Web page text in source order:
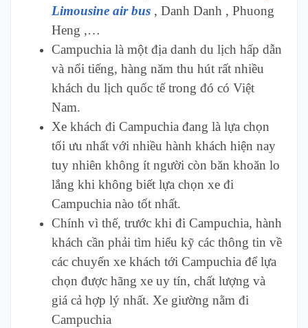
Limousine air bus , Danh Danh , Phuong
Heng ,…
Campuchia là một địa danh du lịch hấp dẫn
và nổi tiếng, hàng năm thu hút rất nhiều
khách du lịch quốc tế trong đó có Việt
Nam.
Xe khách đi Campuchia đang là lựa chọn
tối ưu nhất với nhiều hành khách hiện nay
tuy nhiên không ít người còn băn khoăn lo
lắng khi không biết lựa chọn xe đi
Campuchia nào tốt nhất.
Chính vì thế, trước khi đi Campuchia, hành
khách cần phải tìm hiểu kỹ các thông tin về
các chuyến xe khách tới Campuchia để lựa
chọn được hãng xe uy tín, chất lượng và
giá cả hợp lý nhất. Xe giường nằm đi
Campuchia